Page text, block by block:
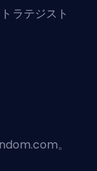
ラテジスト
。